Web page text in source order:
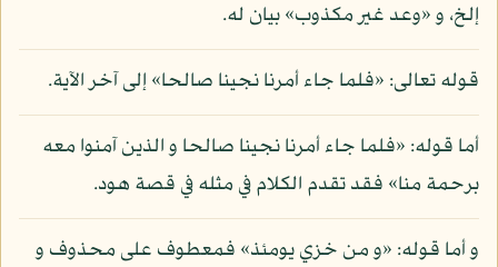
إلخ، و «وعد غير مكذوب» بيان له.
قوله تعالى: «فلما جاء أمرنا نجينا صالحا» إلى آخر الآية.
أما قوله: «فلما جاء أمرنا نجينا صالحا و الذين آمنوا معه
برحمة منا» فقد تقدم الكلام في مثله في قصة هود.
و أما قوله: «و من خزي يومئذ» فمعطوف على محذوف و